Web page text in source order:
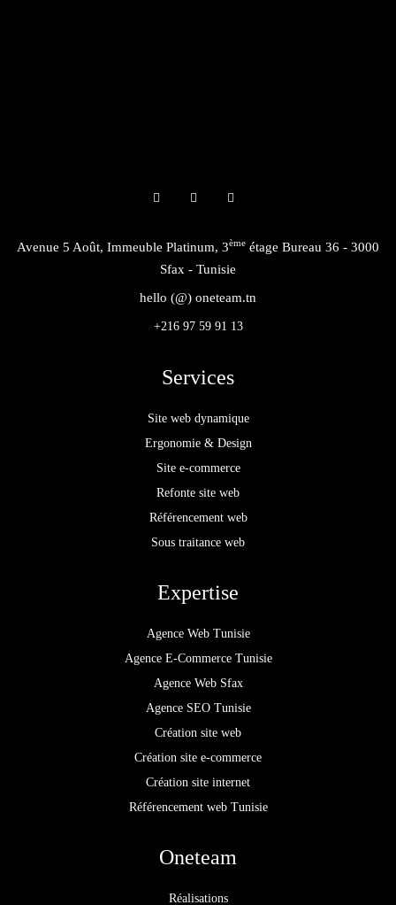
Avenue 5 Août, Immeuble Platinum, 3ème étage Bureau 36 - 3000
Sfax - Tunisie
hello (@) oneteam.tn
+216 97 59 91 13
Services
Site web dynamique
Ergonomie & Design
Site e-commerce
Refonte site web
Référencement web
Sous traitance web
Expertise
Agence Web Tunisie
Agence E-Commerce Tunisie
Agence Web Sfax
Agence SEO Tunisie
Création site web
Création site e-commerce
Création site internet
Référencement web Tunisie
Oneteam
Réalisations